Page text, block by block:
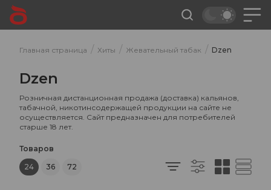
Главная страница / Хиты / Жевательный табак / Dzen
Dzen
Розничная дистанционная продажа (доставка) кальянов,
табачной, никотинсодержащей продукции на сайте не
осуществляется. Сайт предназначен для потребителей
старше 18 лет.
Товаров
24
36 72